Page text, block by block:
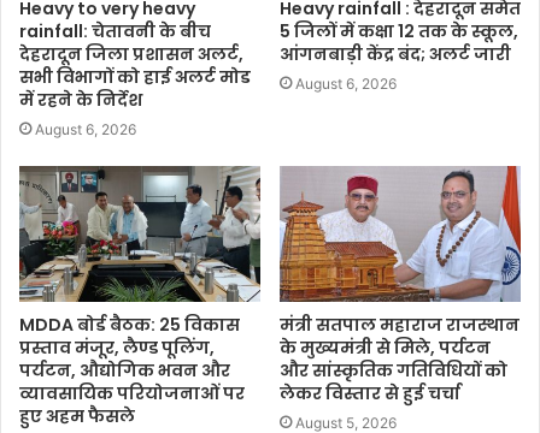
Heavy to very heavy
rainfall: चेतावनी के बीच
देहरादून जिला प्रशासन अलर्ट,
सभी विभागों को हाई अलर्ट मोड
में रहने के निर्देश
August 6, 2026
Heavy rainfall : देहरादून समेत
5 जिलों में कक्षा 12 तक के स्कूल,
आंगनबाड़ी केंद्र बंद; अलर्ट जारी
August 6, 2026
MDDA बोर्ड बैठक: 25 विकास
प्रस्ताव मंजूर, लैण्ड पूलिंग,
पर्यटन, औद्योगिक भवन और
व्यावसायिक परियोजनाओं पर
हुए अहम फैसले
मंत्री सतपाल महाराज राजस्थान
के मुख्यमंत्री से मिले, पर्यटन
और सांस्कृतिक गतिविधियों को
लेकर विस्तार से हुई चर्चा
August 5, 2026